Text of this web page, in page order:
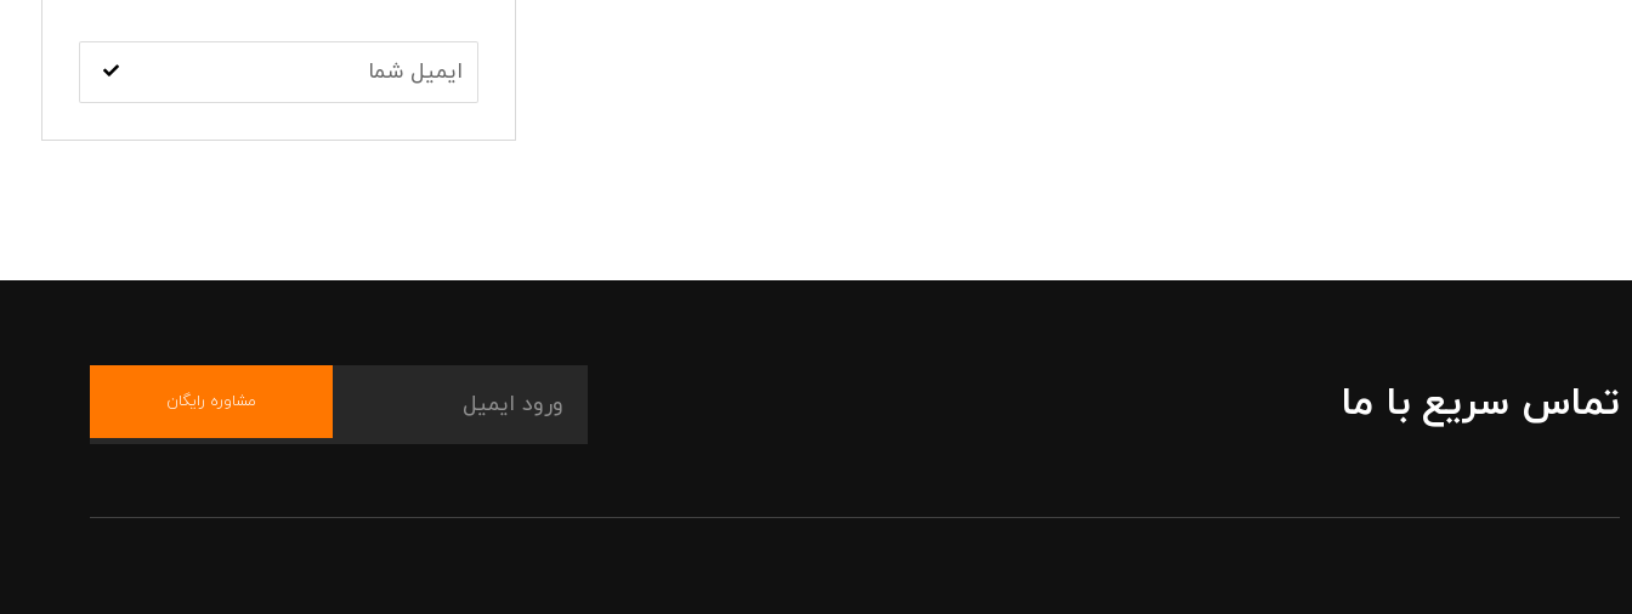
تماس سریع با ما مشاوره رایگان